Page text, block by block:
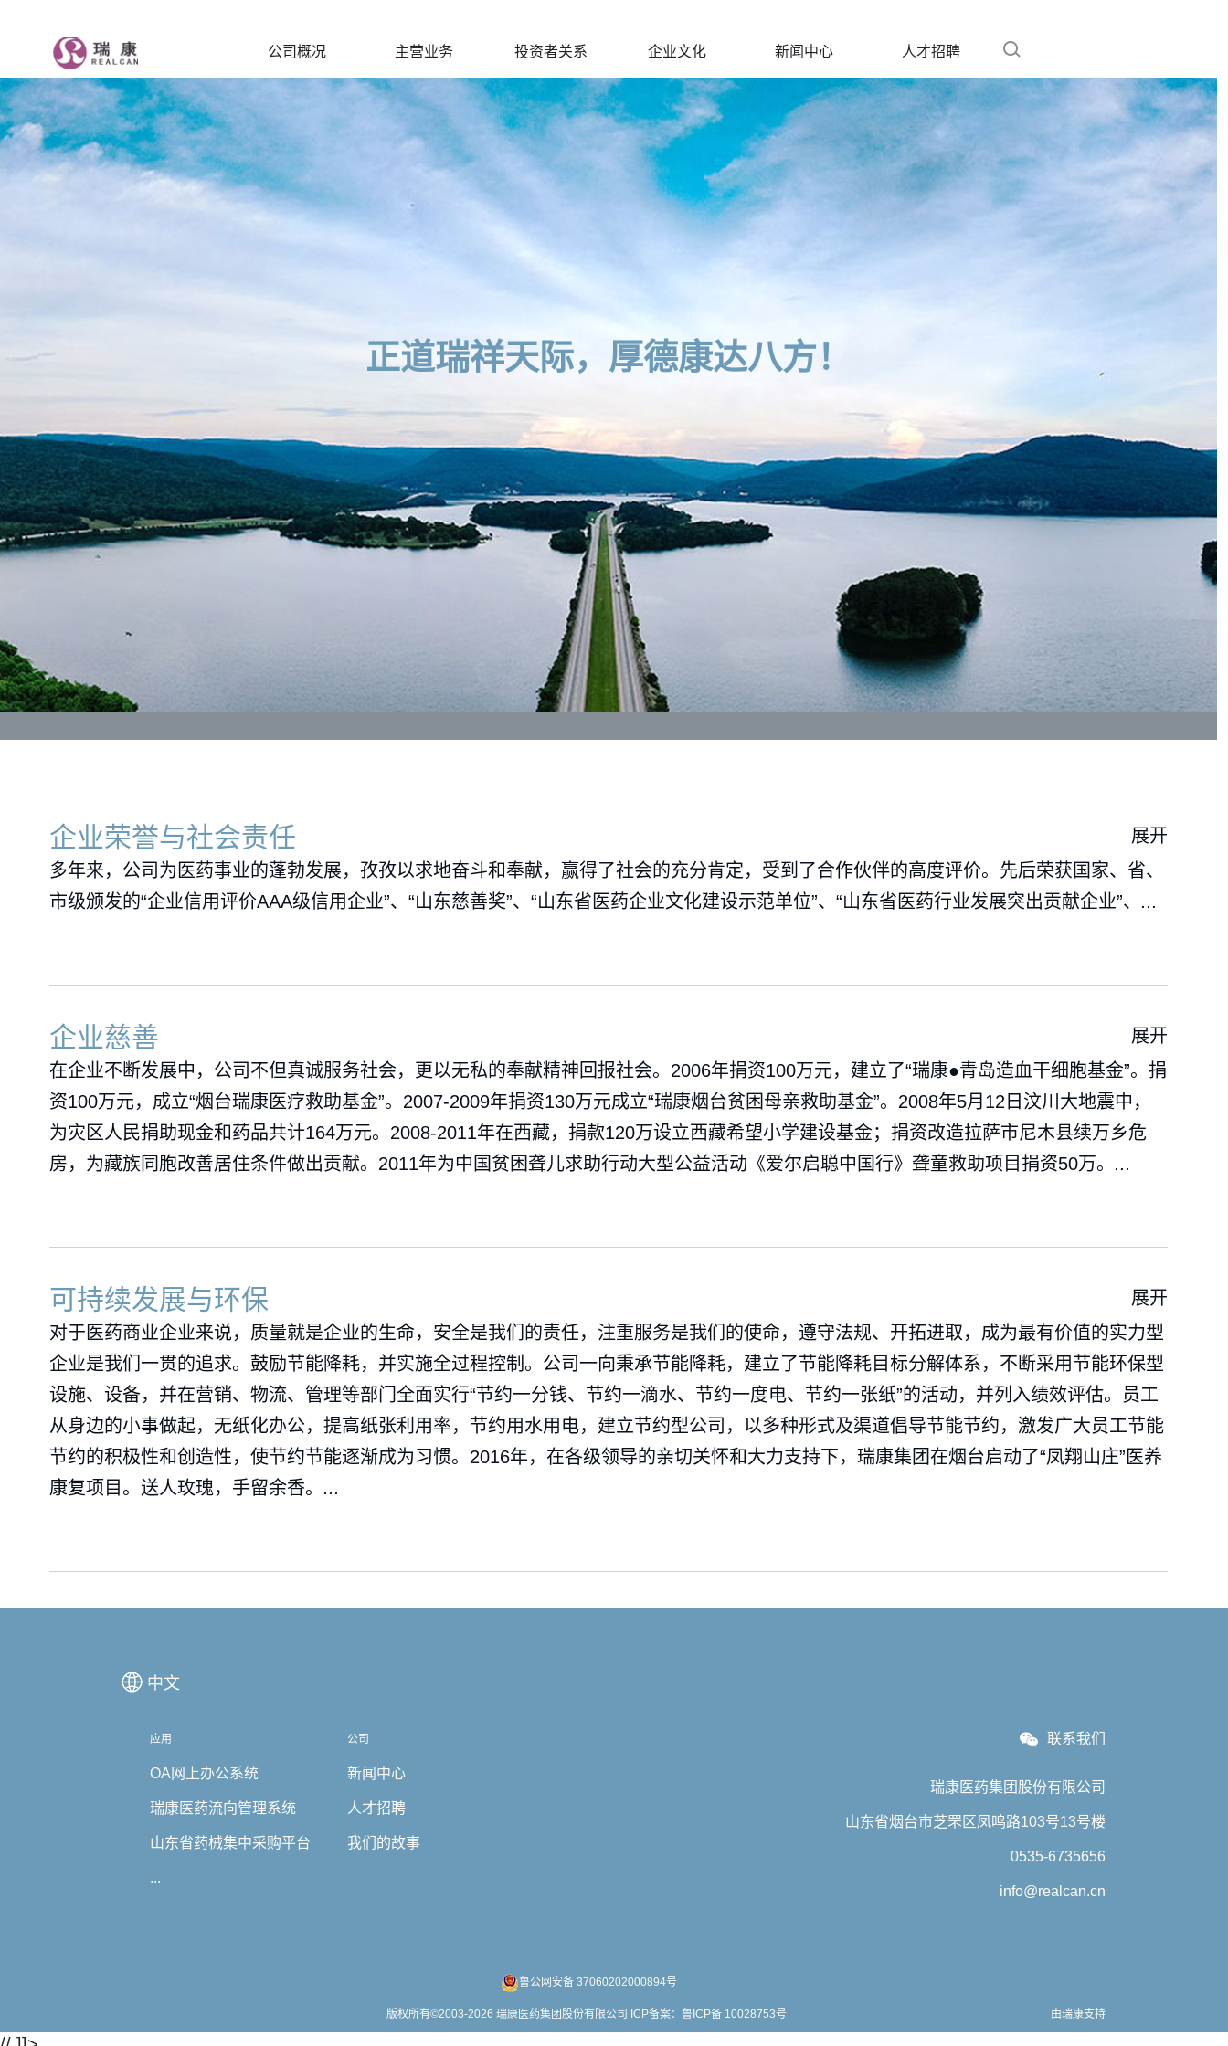
公司概况 主营业务 投资者关系 企业文化 新闻中心 人才招聘
社会责任 - 瑞康医药集团股份有限公司
正道瑞祥天际，厚德康达八方！
企业荣誉与社会责任
展开
多年来，公司为医药事业的蓬勃发展，孜孜以求地奋斗和奉献，赢得了社会的充分肯定，受到了合作伙伴的高度评价。先后荣获国家、省、
市级颁发的“企业信用评价AAA级信用企业”、“山东慈善奖”、“山东省医药企业文化建设示范单位”、“山东省医药行业发展突出贡献企业”、 ...
企业慈善
展开
在企业不断发展中，公司不但真诚服务社会，更以无私的奉献精神回报社会。2006年捐资100万元，建立了“瑞康●青岛造血干细胞基金”。捐
资100万元，成立“烟台瑞康医疗救助基金”。2007-2009年捐资130万元成立“瑞康烟台贫困母亲救助基金”。2008年5月12日汶川大地震中，
为灾区人民捐助现金和药品共计164万元。2008-2011年在西藏，捐款120万设立西藏希望小学建设基金；捐资改造拉萨市尼木县续万乡危
房，为藏族同胞改善居住条件做出贡献。2011年为中国贫困聋儿求助行动大型公益活动《爱尔启聪中国行》聋童救助项目捐资50万。 ...
可持续发展与环保
展开
对于医药商业企业来说，质量就是企业的生命，安全是我们的责任，注重服务是我们的使命，遵守法规、开拓进取，成为最有价值的实力型
企业是我们一贯的追求。鼓励节能降耗，并实施全过程控制。公司一向秉承节能降耗，建立了节能降耗目标分解体系，不断采用节能环保型
设施、设备，并在营销、物流、管理等部门全面实行“节约一分钱、节约一滴水、节约一度电、节约一张纸”的活动，并列入绩效评估。员工
从身边的小事做起，无纸化办公，提高纸张利用率，节约用水用电，建立节约型公司，以多种形式及渠道倡导节能节约，激发广大员工节能
节约的积极性和创造性，使节约节能逐渐成为习惯。2016年，在各级领导的亲切关怀和大力支持下，瑞康集团在烟台启动了“凤翔山庄”医养
康复项目。送人玫瑰，手留余香。 ...
中文
应用
OA网上办公系统
瑞康医药流向管理系统
山东省药械集中采购平台
...
公司
新闻中心
人才招聘
我们的故事
联系我们
瑞康医药集团股份有限公司
山东省烟台市芝罘区凤鸣路103号13号楼
0535-6735656
info@realcan.cn
鲁公网安备 37060202000894号
版权所有©2003-2026 瑞康医药集团股份有限公司 ICP备案：鲁ICP备 10028753号 由瑞康支持